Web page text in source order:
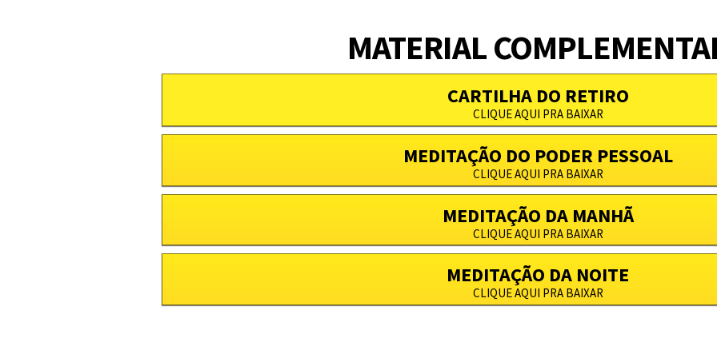
MATERIAL
CARTILHA DO RETIRO
CLIQUE AQUI PRA BAIXAR
MEDITAÇÃO DO PODER PESSOAL
CLIQUE AQUI PRA BAIXAR
MEDITAÇÃO DA MANHÃ
CLIQUE AQUI PRA BAIXAR
MEDITAÇÃO DA NOITE
CLIQUE AQUI PRA BAIXAR